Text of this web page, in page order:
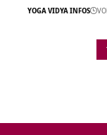
YOGA VIDYA INFOS